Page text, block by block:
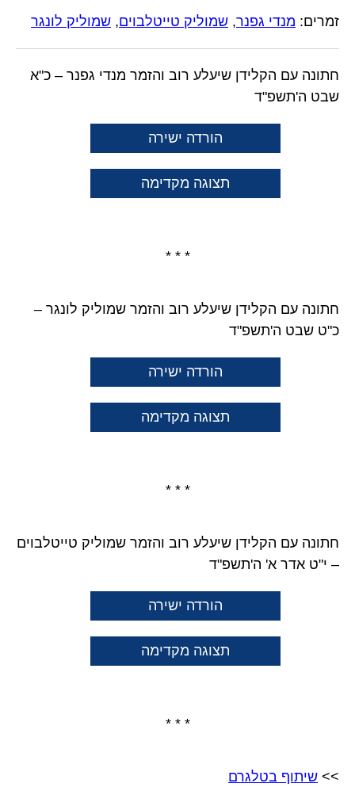
זמרים: מנדי גפנר, שמוליק טייטלבוים, שמוליק לונגר
חתונה עם הקלידן שיעלע רוב והזמר מנדי גפנר – כ"א
שבט ה'תשפ"ד
הורדה ישירה
תצוגה מקדימה
* * *
חתונה עם הקלידן שיעלע רוב והזמר שמוליק לונגר –
כ"ט שבט ה'תשפ"ד
הורדה ישירה
תצוגה מקדימה
* * *
חתונה עם הקלידן שיעלע רוב והזמר שמוליק טייטלבוים
– י"ט אדר א' ה'תשפ"ד
הורדה ישירה
תצוגה מקדימה
* * *
>> שיתוף בטלגרם